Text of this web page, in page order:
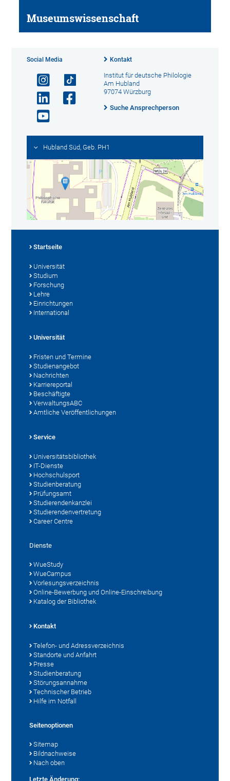
Museumswissenschaft
Social Media Kontakt
Institut für deutsche Philologie
Am Hubland
97074 Würzburg
Suche Ansprechperson
Hubland Süd, Geb. PH1
Startseite
Universität
Studium
Forschung
Lehre
Einrichtungen
International
Universität
Fristen und Termine
Studienangebot
Nachrichten
Karriereportal
Beschäftigte
VerwaltungsABC
Amtliche Veröffentlichungen
Service
Universitätsbibliothek
IT-Dienste
Hochschulsport
Studienberatung
Prüfungsamt
Studierendenkanzlei
Studierendenvertretung
Career Centre
Dienste
WueStudy
WueCampus
Vorlesungsverzeichnis
Online-Bewerbung und Online-Einschreibung
Katalog der Bibliothek
Kontakt
Telefon- und Adressverzeichnis
Standorte und Anfahrt
Presse
Studienberatung
Störungsannahme
Technischer Betrieb
Hilfe im Notfall
Seitenoptionen
Sitemap
Bildnachweise
Nach oben
Letzte Änderung: